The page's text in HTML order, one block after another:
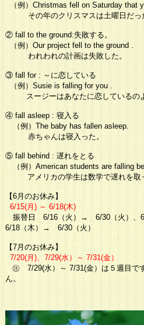
（例） Christmas fell on Saturday that
その年のクリスマスは土曜日だっ
② fall to the ground:失敗する。
（例） Our project fell to the ground .
われわれの計画は失敗した。
③ fall for: ～に恋している
（例） Susie is falling for you .
スージーはあなたに恋しているのよ
④ fall asleep: 寝入る
（例） The baby has fallen asleep.
赤ちゃんは寝入った。
⑤ fall behind : 遅れをとる
（例） American students are falling
アメリカの学生は数学で遅れを取っ
【6月のお休み】
6/15(月) ～ 6/18(木)
振替日 6/16（火）→ 6/30（火） 、 6
6/18（木） → 6/30（火）
【7月のお休み】
7/20(月 )、7/29(水） ～ 7/31(金）
㊟ 7/29(水） ～ 7/31(金）は５週目で
ん。